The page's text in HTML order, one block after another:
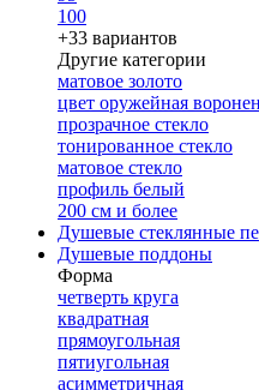
100
+33 вариантов
Другие категории
матовое золото
цвет оружейная
прозрачное стекло
тонированное стекло
матовое стекло
профиль белый
200 см и более
Душевые стеклянные
Душевые поддоны
Форма
четверть круга
квадратная
прямоугольная
пятиугольная
асимметричная